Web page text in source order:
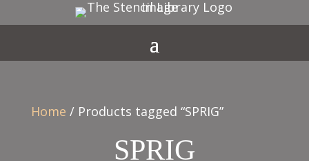
Home / Products tagged “SPRIG”
SPRIG